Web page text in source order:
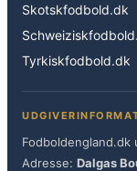
Skotskfodbold.dk
Tyrkiskfodbold.dk
Fodboldengland.dk
Adresse: Dalgas